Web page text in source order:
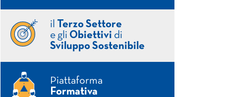
il
Terzo Settore
e gli Obiettivi di
Sviluppo Sostenibile
Piattaforma
Formativa